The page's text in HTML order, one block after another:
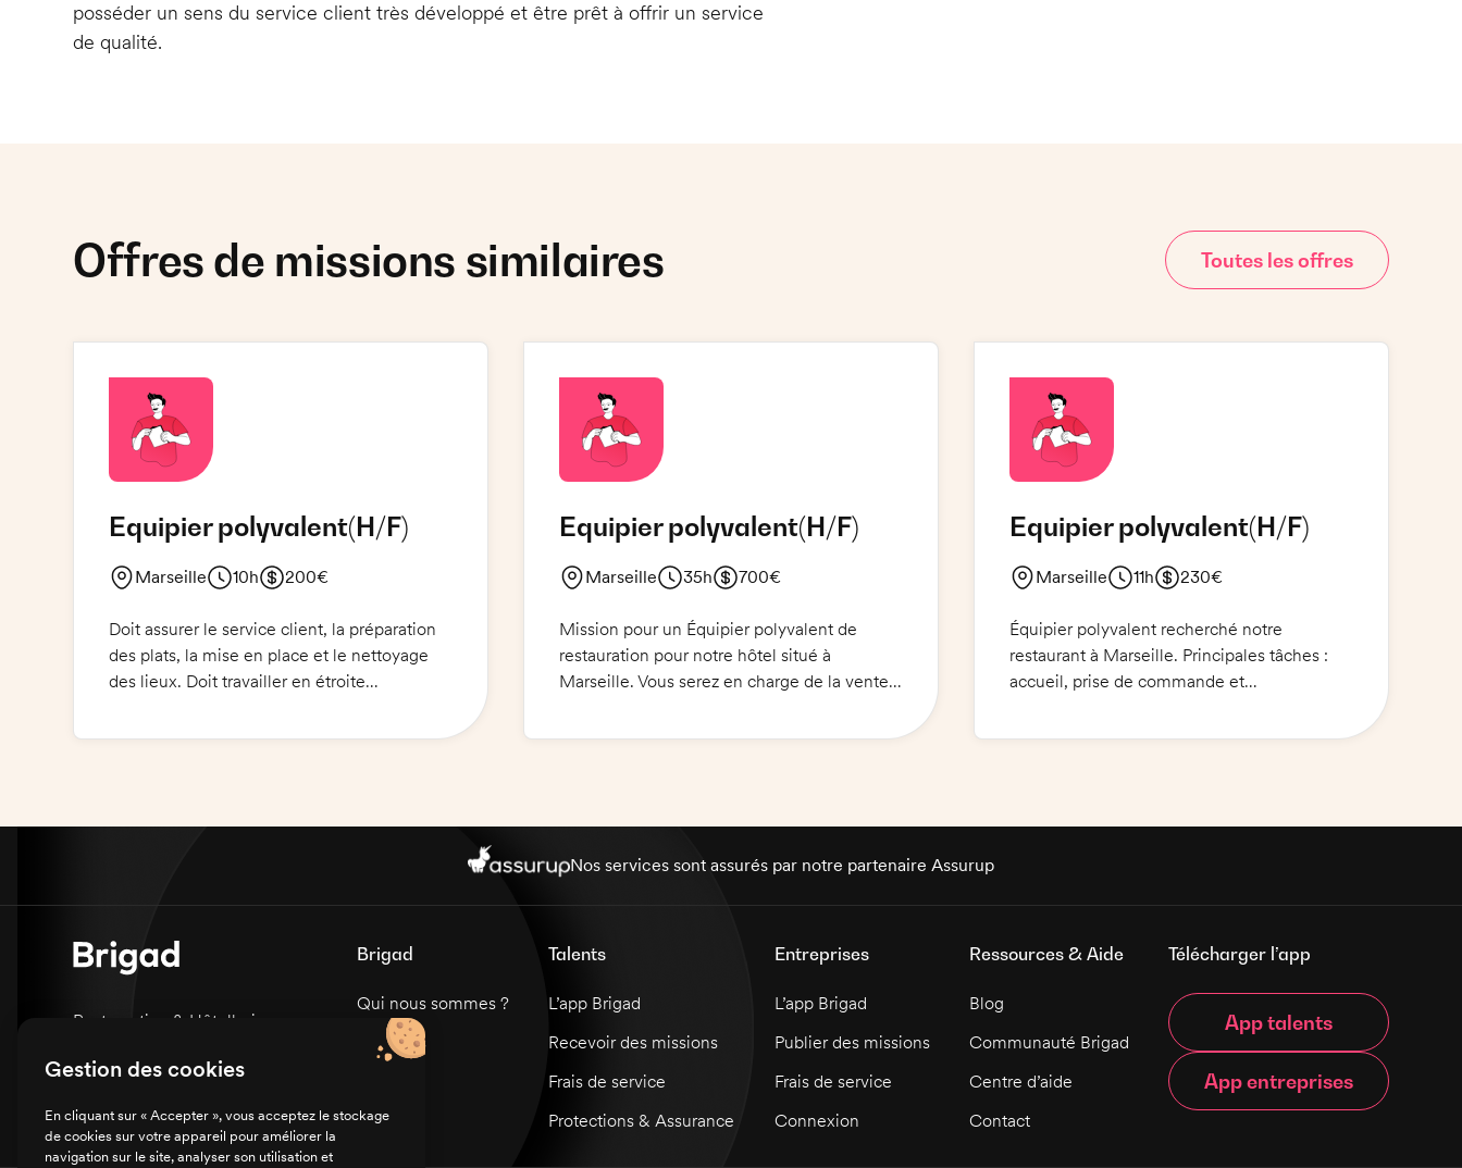
posséder un sens du service client très développé et être prêt à offrir un service
de qualité.
Offres de missions similaires Toutes les offres
Equipier polyvalent(H/F)
Marseille 10h 200€
Doit assurer le service client, la préparation
des plats, la mise en place et le nettoyage
des lieux. Doit travailler en étroite
bon déroulement des opérations. Doit être
Equipier polyvalent(H/F)
Marseille 35h 700€
Mission pour un Équipier polyvalent de
restauration pour notre hôtel situé à
Marseille. Vous serez en charge de la vente,
des plats. Vous serez également amené à
service de qualité.
Equipier polyvalent(H/F)
Marseille 11h 230€
Équipier polyvalent recherché notre
restaurant à Marseille. Principales tâches :
accueil, prise de commande et
nettoyage et entretien des locaux.
Nos services sont assurés par notre partenaire Assurup
Restauration & Hôtellerie
Sanitaire & Médico-social
Brigad
Qui nous sommes ?
Carrières
Talents
L’app Brigad
Recevoir des missions
Frais de service
Protections & Assurance
Entreprises
L’app Brigad
Publier des missions
Frais de service
Connexion
Ressources & Aide
Blog
Communauté Brigad
Centre d’aide
Contact
Télécharger l’app
App talents
App entreprises
Gestion des cookies
En cliquant sur « Accepter », vous acceptez le stockage
de cookies sur votre appareil pour améliorer la
navigation sur le site, analyser son utilisation et